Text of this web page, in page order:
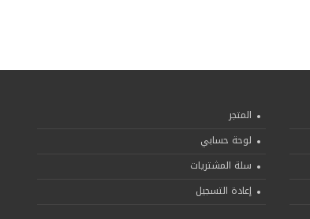
المتجر
لوحة حسابي
سلة المشتريات
إعادة التسجيل